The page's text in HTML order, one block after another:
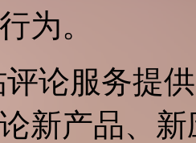
为。
论服务提
新产品、